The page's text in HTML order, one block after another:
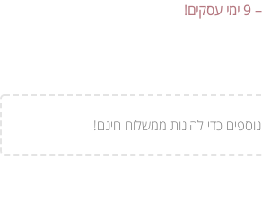
נוספים כדי להינות ממשלוח חינם!